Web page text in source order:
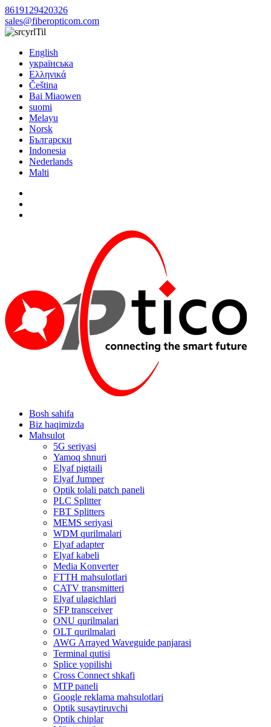
8619129420326
sales@fiberopticom.com
Til
English
українська
Ελληνικά
Čeština
Bai Miaowen
suomi
Melayu
Norsk
Български
Indonesia
Nederlands
Malti
Bosh sahifa
Biz haqimizda
Mahsulot
5G seriyasi
Yamoq shnuri
Elyaf pigtaili
Elyaf Jumper
Optik tolali patch paneli
PLC Splitter
FBT Splitters
MEMS seriyasi
WDM qurilmalari
Elyaf adapter
Elyaf kabeli
Media Konverter
FTTH mahsulotlari
CATV transmitteri
Elyaf ulagichlari
SFP transceiver
ONU qurilmalari
OLT qurilmalari
AWG Arrayed Waveguide panjarasi
Terminal qutisi
Splice yopilishi
Cross Connect shkafi
MTP paneli
Google reklama mahsulotlari
Optik susaytiruvchi
Optik chiplar